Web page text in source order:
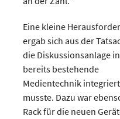
Eine kleine
ergab sich aus der
die Diskussionsanlage
bereits bestehende
Medientechnik
musste. Dazu war
Rack für die neuen